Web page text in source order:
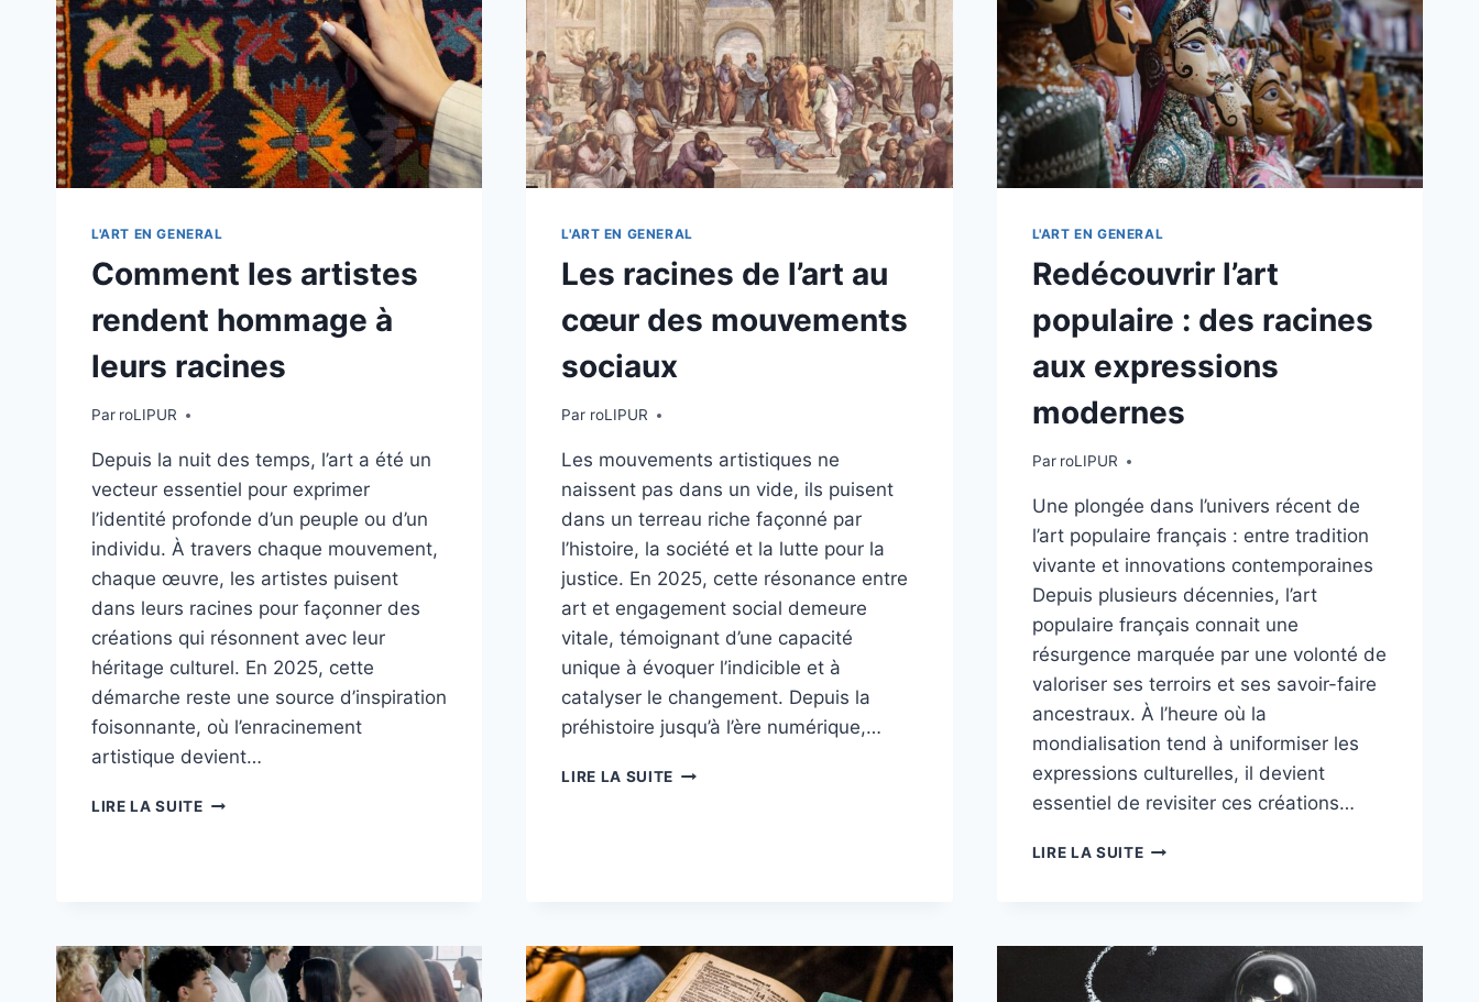
CULTURE
LE
TEMPS
MONDE
L'ART EN GENERAL
Comment les artistes
rendent hommage à
leurs racines
Par roLIPUR
Depuis la nuit des temps, l’art a été un
vecteur essentiel pour exprimer
l’identité profonde d’un peuple ou d’un
individu. À travers chaque mouvement,
chaque œuvre, les artistes puisent
dans leurs racines pour façonner des
créations qui résonnent avec leur
héritage culturel. En 2025, cette
démarche reste une source d’inspiration
foisonnante, où l’enracinement
artistique devient…
LIRE LA SUITECOMMENT
RACINES
L'ART EN GENERAL
Les racines de l’art au
cœur des mouvements
sociaux
Par roLIPUR
Les mouvements artistiques ne
naissent pas dans un vide, ils puisent
dans un terreau riche façonné par
l’histoire, la société et la lutte pour la
justice. En 2025, cette résonance entre
art et engagement social demeure
vitale, témoignant d’une capacité
unique à évoquer l’indicible et à
catalyser le changement. Depuis la
préhistoire jusqu’à l’ère numérique,…
LIRE LA SUITE LES
SOCIAUX
L'ART EN GENERAL
Redécouvrir l’art
populaire : des racines
aux expressions
modernes
Par roLIPUR
Une plongée dans l’univers récent de
l’art populaire français : entre tradition
vivante et innovations contemporaines
Depuis plusieurs décennies, l’art
populaire français connait une
résurgence marquée par une volonté de
valoriser ses terroirs et ses savoir-faire
ancestraux. À l’heure où la
mondialisation tend à uniformiser les
expressions culturelles, il devient
essentiel de revisiter ces créations…
LIRE LA SUITEREDÉCOUVRIR